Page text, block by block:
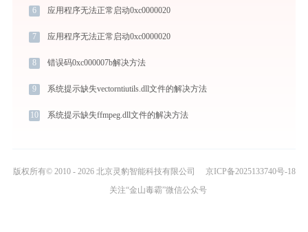
6 应用程序无法正常启动0xc0000020
7 应用程序无法正常启动0xc0000020
8 错误码0xc000007b解决方法
9 系统提示缺失vectorntiutils.dll文件的解决方法
10 系统提示缺失ffmpeg.dll文件的解决方法
版权所有© 2010 - 2026 北京灵豹智能科技有限公司
京ICP备2025133740号-18
关注“金山毒霸”微信公众号